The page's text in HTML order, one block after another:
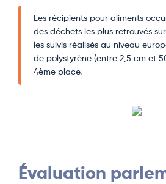
Les récipients pour aliments
des déchets les plus retrouvés
les suivis réalisés au niveau
de polystyrène (entre 2,5 cm et
4ème place.
Évaluation